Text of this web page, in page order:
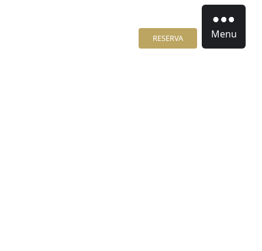
RESERVA Menu